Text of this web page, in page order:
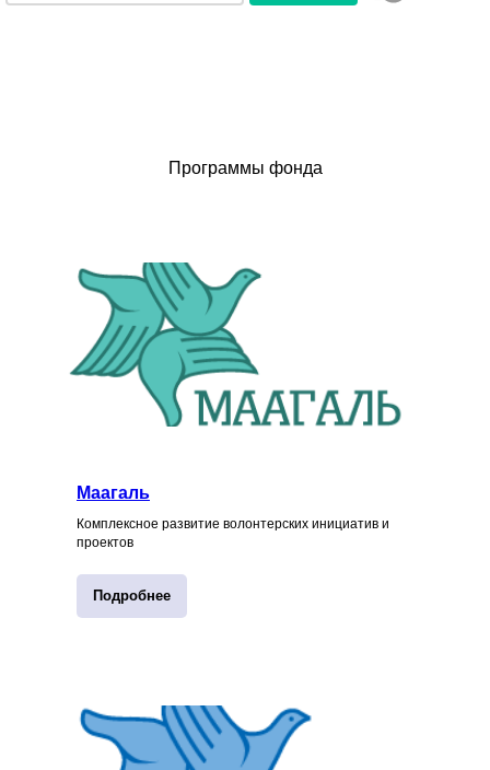
Программы фонда
Маагаль
Комплексное развитие волонтерских инициатив и
проектов
Подробнее